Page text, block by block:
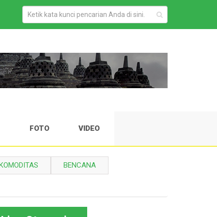
FOTO VIDEO
BENCANA